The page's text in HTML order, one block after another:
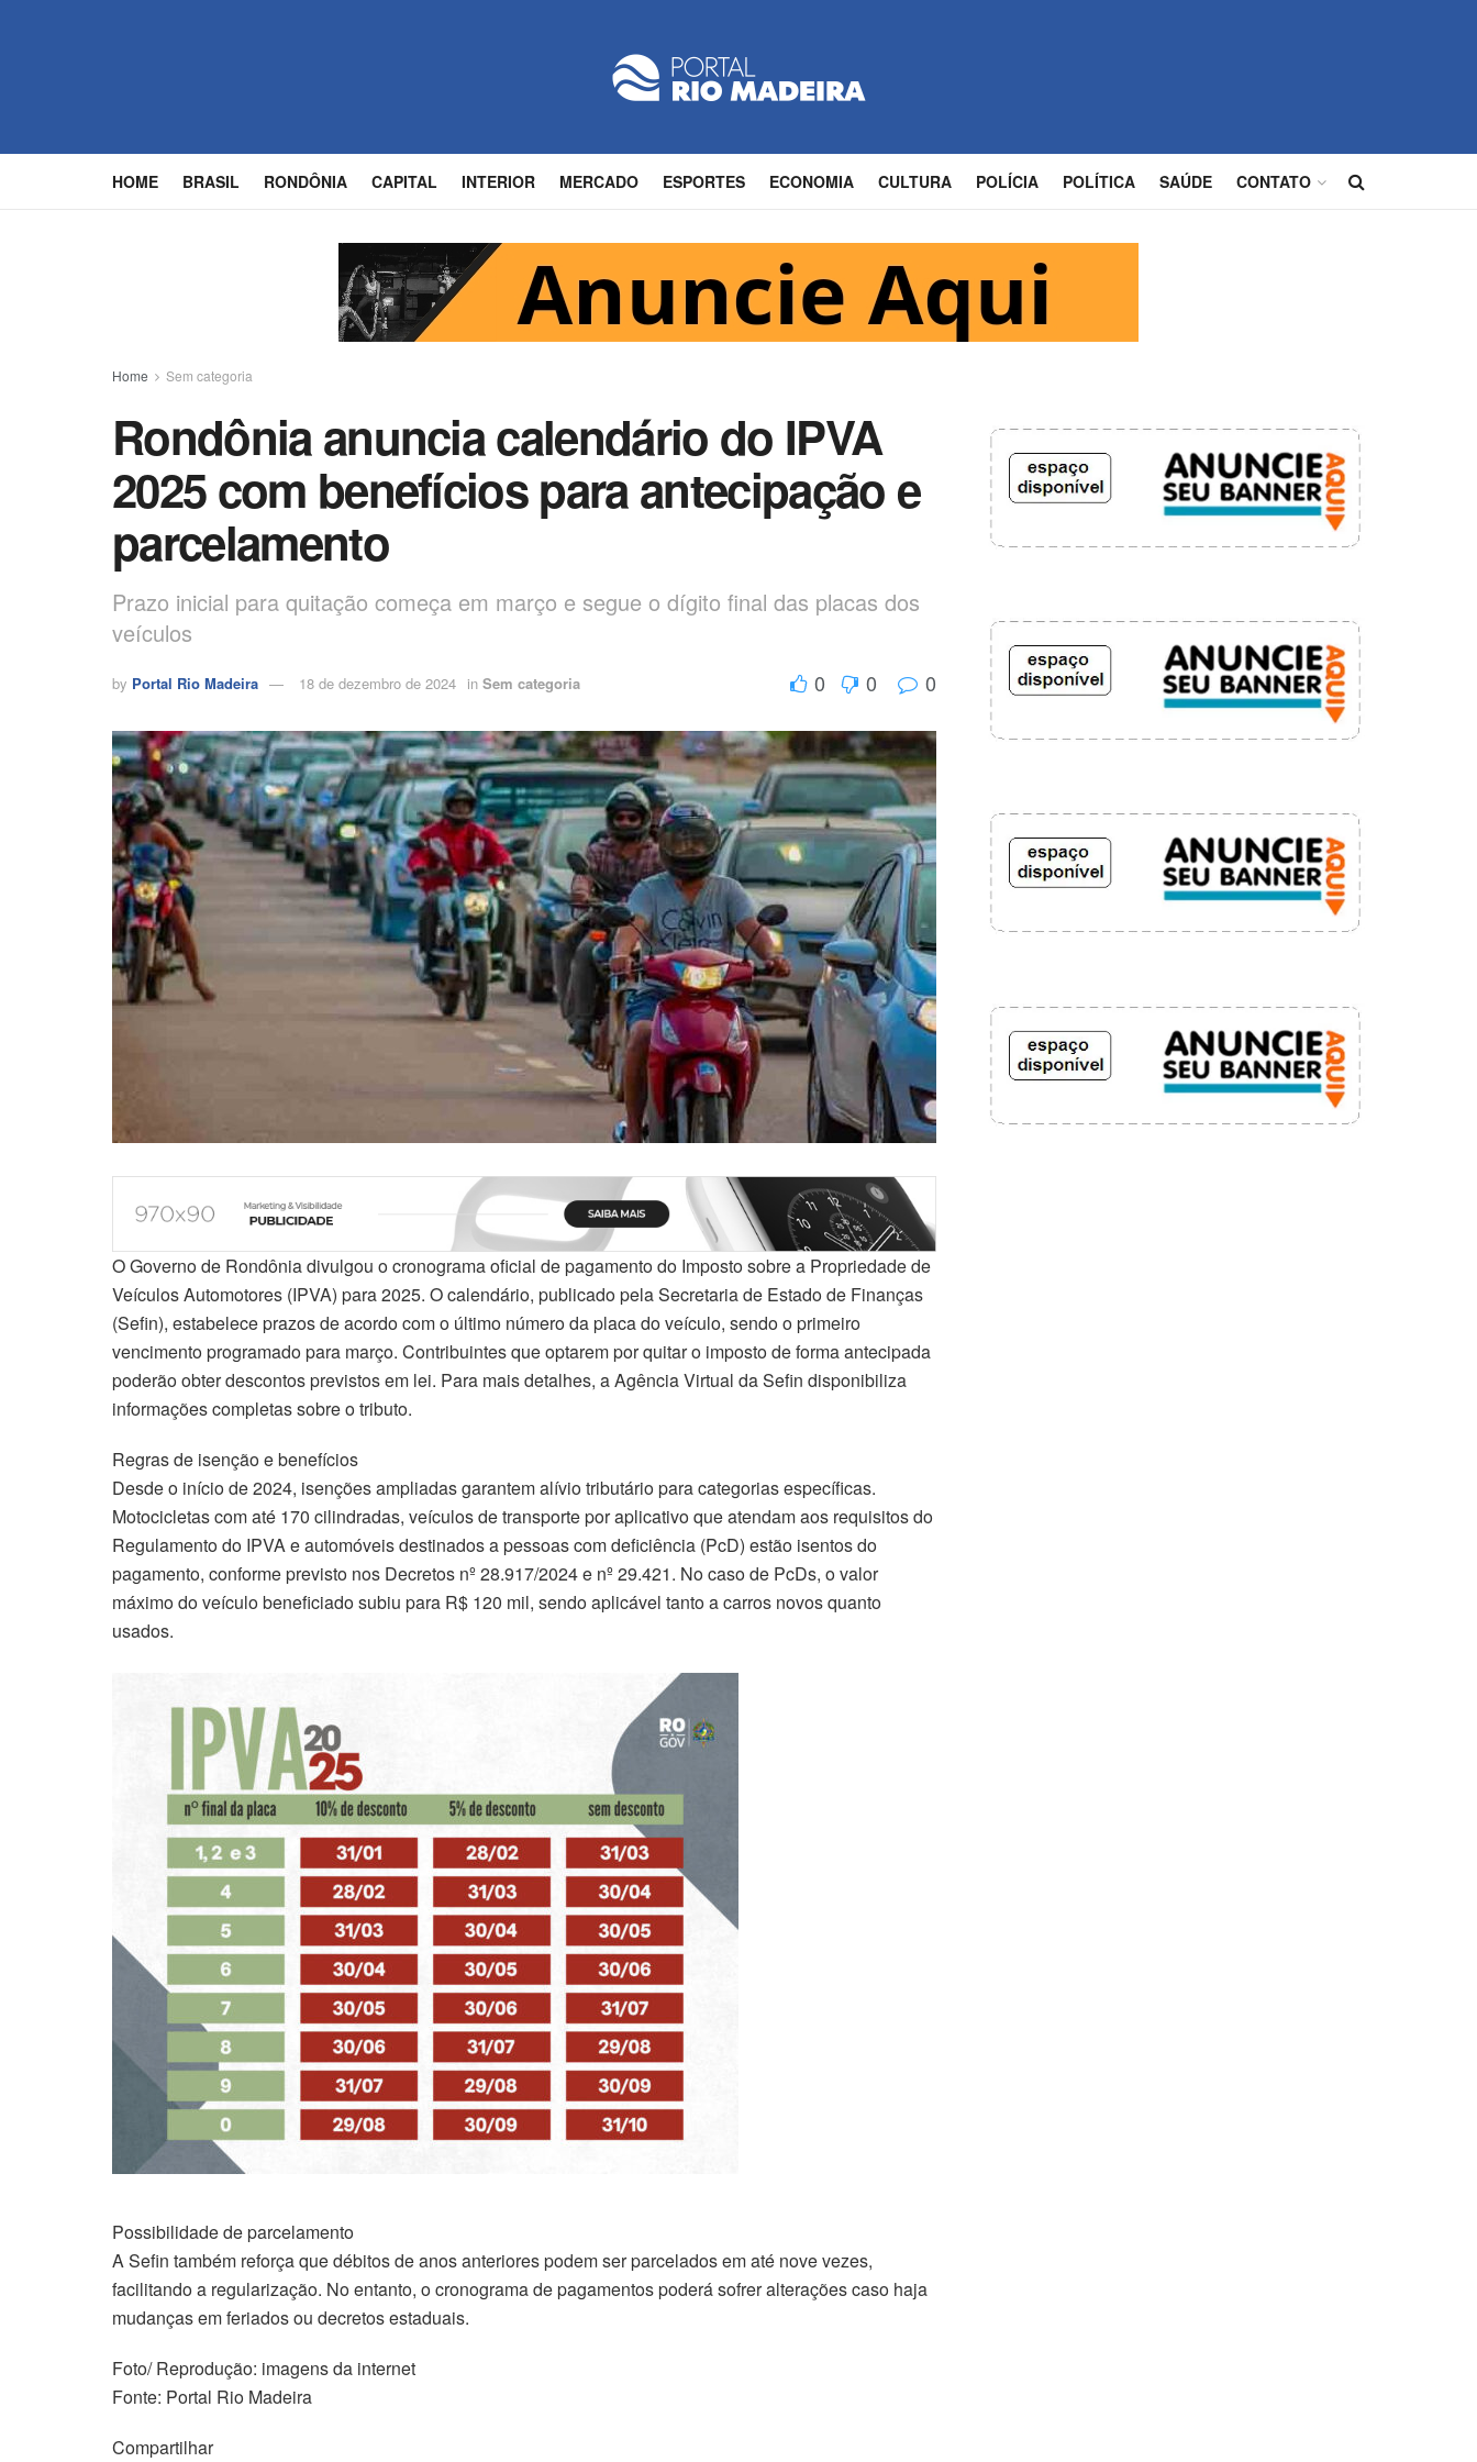
HOME BRASIL RONDÔNIA CAPITAL INTERIOR MERCADO ESPORTES ECONOMIA CULTURA POLÍCIA POLÍTICA SAÚDE CONTATO
Home Sem categoria
Rondônia anuncia calendário do IPVA
2025 com benefícios para antecipação e
parcelamento
Prazo inicial para quitação começa em março e segue o dígito final das placas dos
veículos
by Portal Rio Madeira 18 de dezembro de 2024 in Sem categoria 0 0 0
O Governo de Rondônia divulgou o cronograma oficial de pagamento do Imposto sobre a Propriedade de
Veículos Automotores (IPVA) para 2025. O calendário, publicado pela Secretaria de Estado de Finanças
(Sefin), estabelece prazos de acordo com o último número da placa do veículo, sendo o primeiro
vencimento programado para março. Contribuintes que optarem por quitar o imposto de forma antecipada
poderão obter descontos previstos em lei. Para mais detalhes, a Agência Virtual da Sefin disponibiliza
informações completas sobre o tributo.
Regras de isenção e benefícios
Desde o início de 2024, isenções ampliadas garantem alívio tributário para categorias específicas.
Motocicletas com até 170 cilindradas, veículos de transporte por aplicativo que atendam aos requisitos do
Regulamento do IPVA e automóveis destinados a pessoas com deficiência (PcD) estão isentos do
pagamento, conforme previsto nos Decretos nº 28.917/2024 e nº 29.421. No caso de PcDs, o valor
máximo do veículo beneficiado subiu para R$ 120 mil, sendo aplicável tanto a carros novos quanto
usados.
Possibilidade de parcelamento
A Sefin também reforça que débitos de anos anteriores podem ser parcelados em até nove vezes,
facilitando a regularização. No entanto, o cronograma de pagamentos poderá sofrer alterações caso haja
mudanças em feriados ou decretos estaduais.
Foto/ Reprodução: imagens da internet
Fonte: Portal Rio Madeira
Compartilhar